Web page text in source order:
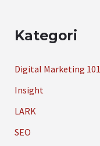
Kategori
Digital Marketing 101
Insight
LARK
SEO